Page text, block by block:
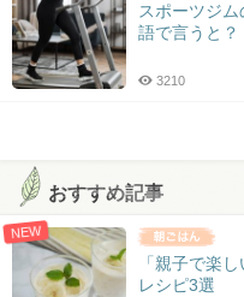
スポーツジ
語で言うと？
3210
おすすめ記事
NEW
「親子で楽
レシピ3選